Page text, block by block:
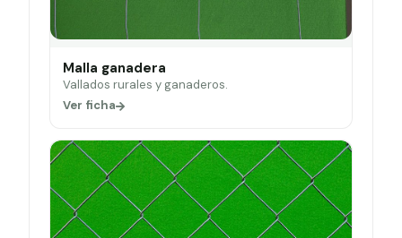
Malla ganadera
Vallados rurales y ganaderos.
Ver ficha